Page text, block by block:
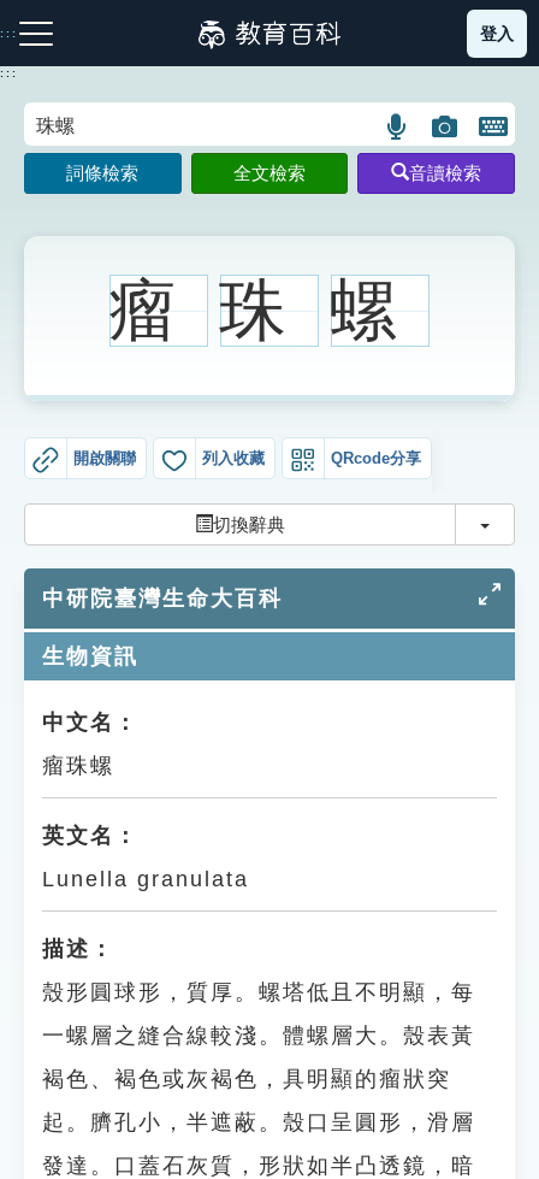
到
主
:::
注音索引圖示 筆畫索引圖示 部首索引表圖示
生字詞彙表
知識索引
單字索引
遊戲專區
教學應用
貓頭鷹博士
登入
:::
語
言
搜
示
圖
片
搜
開
鍵
圖
詞條檢索 全文檢索 音讀檢索
瘤 珠 螺
開啟關聯 列入收藏 QRcode分享
切換辭典 切換
中研院臺灣生命大百科
生物資訊
中文名：
瘤珠螺
英文名：
Lunella granulata
描述：
殼形圓球形，質厚。螺塔低且不明顯，每
一螺層之縫合線較淺。體螺層大。殼表黃
褐色、褐色或灰褐色，具明顯的瘤狀突
起。臍孔小，半遮蔽。殼口呈圓形，滑層
發達。口蓋石灰質，形狀如半凸透鏡，暗